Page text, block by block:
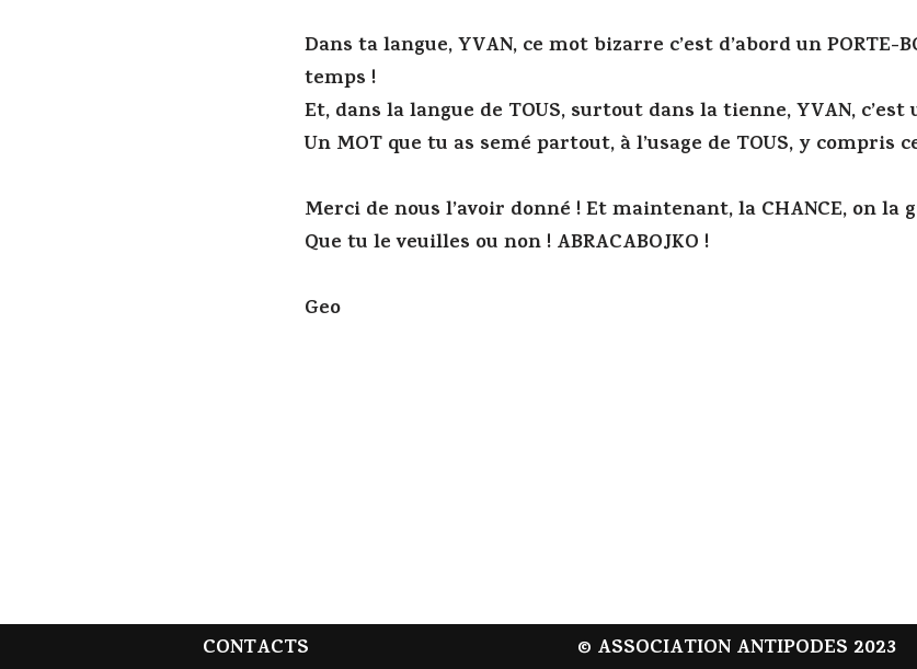
Dans ta langue, YVAN, ce mot bizarre c’est d’abord un PORTE-
temps !
Et, dans la langue de TOUS, surtout dans la tienne, YVAN, c’est
Un MOT que tu as semé partout, à l’usage de TOUS, y compris
Merci de nous l’avoir donné ! Et maintenant, la CHANCE, on la
Que tu le veuilles ou non ! ABRACABOJKO !
Geo
CONTACTS
© ASSOCIATION ANTIPODES 2023